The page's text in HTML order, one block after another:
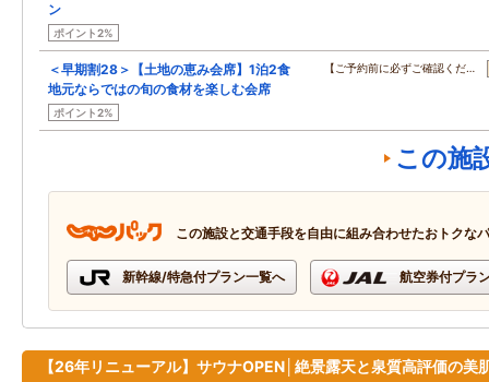
ン
ポイント2%
＜早期割28＞【土地の恵み会席】1泊2食
地元ならではの旬の食材を楽しむ会席
ポイント2%
【ご予約前に必ずご確認くだ…
この施
この施設と交通手段を自由に組み合わせたおトクな
新幹線/特急付プラン一覧へ 航空券付プラ
【26年リニューアル】サウナOPEN│絶景露天と泉質高評価の美